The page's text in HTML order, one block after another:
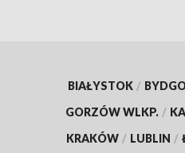
BIAŁYSTOK /
GORZÓW WLKP. /
KRAKÓW / LUBLIN /